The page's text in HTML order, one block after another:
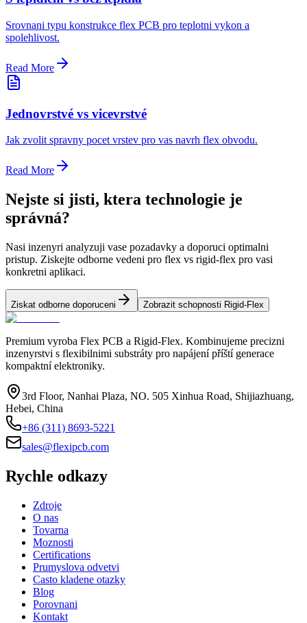
Srovnani typu konstrukce flex PCB pro teplotni vykon a
spolehlivost.
Read More
Jednovrstvé vs vicevrstvé
Jak zvolit spravny pocet vrstev pro vas navrh flex obvodu.
Read More
Nejste si jisti, ktera technologie je
správná?
Nasi inzenyri analyzuji vase pozadavky a doporuci optimalni
pristup. Ziskejte odborne vedeni pro flex vs rigid-flex pro vasi
konkretni aplikaci.
Ziskat odborne doporuceni Zobrazit schopnosti Rigid-Flex
Premium vyroba Flex PCB a Rigid-Flex. Kombinujeme precizni
inzenyrstvi s flexibilnimi substráty pro napájení příští generace
kompaktní elektroniky.
3rd Floor, Nanhai Plaza, NO. 505 Xinhua Road, Shijiazhuang,
Hebei, China
+86 (311) 8693-5221
sales@flexipcb.com
Rychle odkazy
Zdroje
O nas
Tovarna
Moznosti
Certifications
Prumyslova odvetvi
Casto kladene otazky
Blog
Porovnani
Kontakt